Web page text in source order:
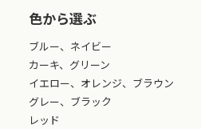
色から選ぶ
ブルー、ネイビー
カーキ、グリーン
イエロー、オレンジ、ブラウン
グレー、ブラック
レッド